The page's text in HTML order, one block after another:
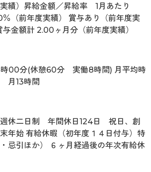
績）昇給金額／昇給率 1月あたり
（前年度実績） 賞与あり（前年度実
金額計 2.00ヶ月分（前年度実績）
00分(休憩60分 実働8時間) 月平均時
月13時間
週休二日制 年間休日124日 祝日、創
年始 有給休暇（初年度１４日付与）特
忌引ほか） ６ヶ月経過後の年次有給休